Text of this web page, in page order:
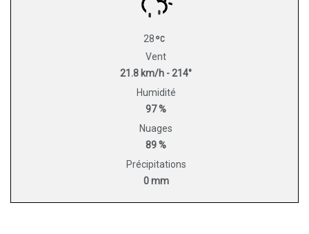
28
Vent
21.8 km/h - 214°
Humidité
97 %
Nuages
89 %
Précipitations
0 mm